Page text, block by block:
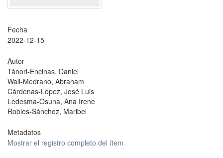
Fecha
2022-12-15
Autor
Tánori-Encinas, Daniel
Wall-Medrano, Abraham
Cárdenas-López, José Luis
Ledesma-Osuna, Ana Irene
Robles-Sánchez, Maribel
Metadatos
Mostrar el registro completo del ítem